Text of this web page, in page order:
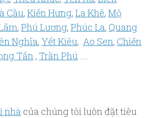
Cầu, Kiến Hưng, La Khê, Mộ
, Phú Lương, Phúc La, Quang
Nghĩa, Yết Kiêu, Ao Sen, Chiến
Tấn , Trần Phú
nhà của chúng tôi luôn đặt tiêu